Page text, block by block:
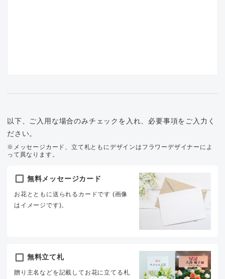
以下、ご入用な場合のみチェックを入れ、必要事項をご入力く
ださい。
※メッセージカード、立て札ともにデザインはフラワーデザイナーによ
って異なります。
無料メッセージカード
お花とともに送られるカードです (画像
はイメージです)。
無料立て札
贈り主名などを記載してお花に立てる札